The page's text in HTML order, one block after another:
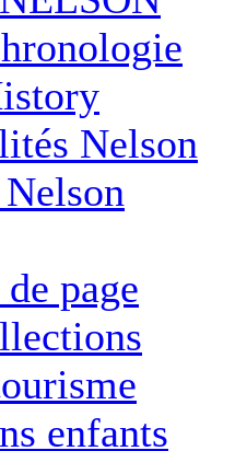
Nelson
page
enfants